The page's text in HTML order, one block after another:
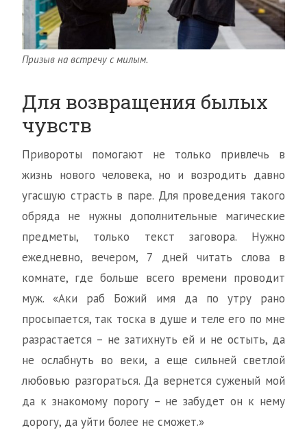
Призыв на встречу с милым.
Для возвращения былых
чувств
Привороты помогают не только привлечь в
жизнь нового человека, но и возродить давно
угасшую страсть в паре. Для проведения такого
обряда не нужны дополнительные магические
предметы, только текст заговора. Нужно
ежедневно, вечером, 7 дней читать слова в
комнате, где больше всего времени проводит
муж. «Аки раб Божий имя да по утру рано
просыпается, так тоска в душе и теле его по мне
разрастается – не затихнуть ей и не остыть, да
не ослабнуть во веки, а еще сильней светлой
любовью разгораться. Да вернется суженый мой
да к знакомому порогу – не забудет он к нему
дорогу, да уйти более не сможет.»